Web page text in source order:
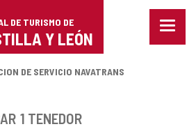
DE TURISMO DE
Y LEÓN
Menu
DE SERVICIO NAVATRANS
1 TENEDOR